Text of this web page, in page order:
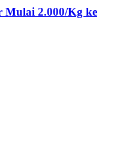
Mulai 2.000/Kg ke